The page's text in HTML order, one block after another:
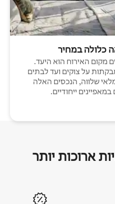
כלולה במחיר
מקום האירוח הוא היעד.
על צוקים ועד לבתים
שלווה, הנכסים האלה
ייחודיים.
ארוכות יותר